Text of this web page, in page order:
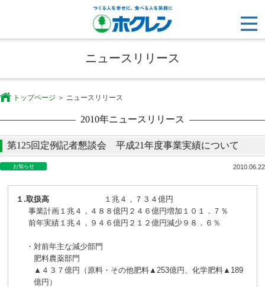
ニュースリリース
トップページ ニュースリリース
2010年ニュースリリース
第125回定例記者懇談会 平成21年度事業実績について
お知らせ 2010.06.22
１.取扱高
１兆４，７３４億円
事業計画 １兆４，４８８億円 ２４６億円増加 １０１．７％
前年実績 １兆４，９４６億円 ２１２億円減少 ９８．６％
・対前年主な減少部門
肥料農薬部門
▲４３７億円（原料・その他肥料▲253億円、化学肥料▲189
億円）